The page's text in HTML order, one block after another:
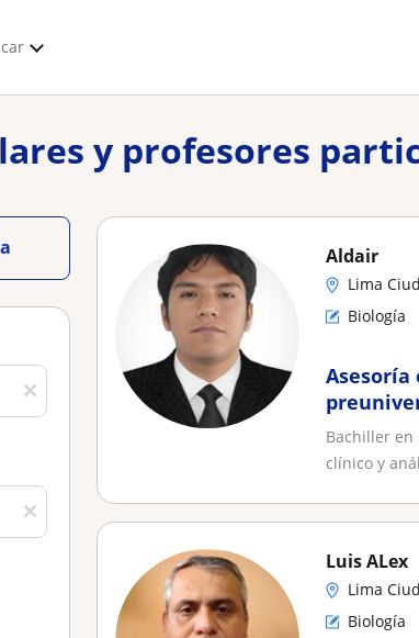
y profesores
Aldair
Lima
Biología
Asesoría
Bachiller en
clínico y
Luis ALex
Lima
Biología